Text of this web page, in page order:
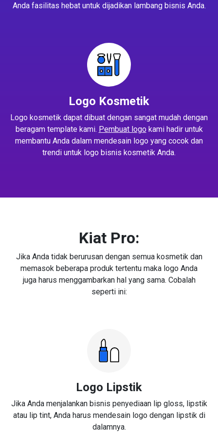
Anda fasilitas hebat untuk dijadikan lambang bisnis Anda.
Logo Kosmetik
Logo kosmetik dapat dibuat dengan sangat mudah dengan
beragam template kami. Pembuat logokami hadir untuk
membantu Anda dalam mendesain logo yang cocok dan
trendi untuk logo bisnis kosmetik Anda.
Kiat Pro:
Jika Anda tidak berurusan dengan semua kosmetik dan
memasok beberapa produk tertentu maka logo Anda
juga harus menggambarkan hal yang sama. Cobalah
seperti ini:
Logo Lipstik
Jika Anda menjalankan bisnis penyediaan lip gloss, lipstik
atau lip tint, Anda harus mendesain logo dengan lipstik di
dalamnya.